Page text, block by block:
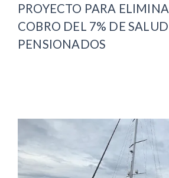
PROYECTO PARA
COBRO DEL 7% DE
PENSIONADOS